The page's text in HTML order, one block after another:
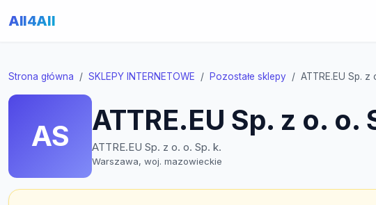
All4All
Strona główna SKLEPY INTERNETOWE Pozostałe sklepy ATTRE.EU Sp. z
AS ATTRE.EU Sp. z o. o.
ATTRE.EU Sp. z o. o. Sp. k.
Warszawa, woj. mazowieckie